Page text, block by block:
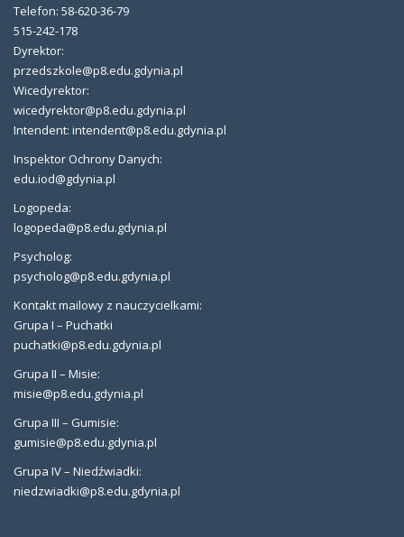
Telefon: 58-620-36-79
515-242-178
Dyrektor:
przedszkole@p8.edu.gdynia.pl
Wicedyrektor:
wicedyrektor@p8.edu.gdynia.pl
Intendent: intendent@p8.edu.gdynia.pl
Inspektor Ochrony Danych:
edu.iod@gdynia.pl
Logopeda:
logopeda@p8.edu.gdynia.pl
Psycholog:
psycholog@p8.edu.gdynia.pl
Kontakt mailowy z nauczycielkami:
Grupa I – Puchatki
puchatki@p8.edu.gdynia.pl
Grupa II – Misie:
misie@p8.edu.gdynia.pl
Grupa III – Gumisie:
gumisie@p8.edu.gdynia.pl
Grupa IV – Niedźwiadki:
niedzwiadki@p8.edu.gdynia.pl